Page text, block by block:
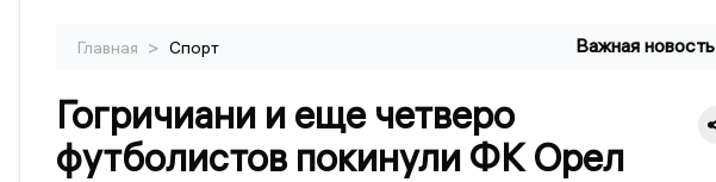
Главная > Спорт Важная новость
Гогричиани и еще четверо
футболистов покинули ФК Орел